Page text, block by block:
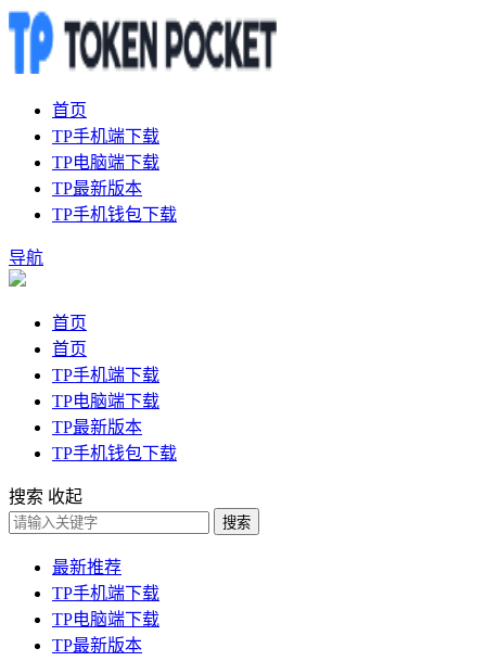
首页
TP手机端下载
TP电脑端下载
TP最新版本
TP手机钱包下载
导航
首页
首页
TP手机端下载
TP电脑端下载
TP最新版本
TP手机钱包下载
搜索 收起
搜索
最新推荐
TP手机端下载
TP电脑端下载
TP最新版本